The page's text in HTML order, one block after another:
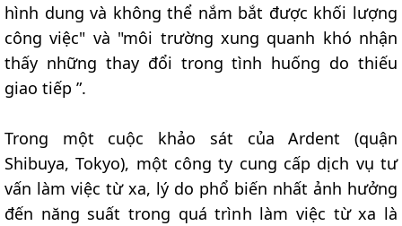
hình dung và không thể nắm bắt được khối lượng
công việc" và "môi trường xung quanh khó nhận
thấy những thay đổi trong tình huống do thiếu
giao tiếp ”.
Trong một cuộc khảo sát của Ardent (quận
Shibuya, Tokyo), một công ty cung cấp dịch vụ tư
vấn làm việc từ xa, lý do phổ biến nhất ảnh hưởng
đến năng suất trong quá trình làm việc từ xa là